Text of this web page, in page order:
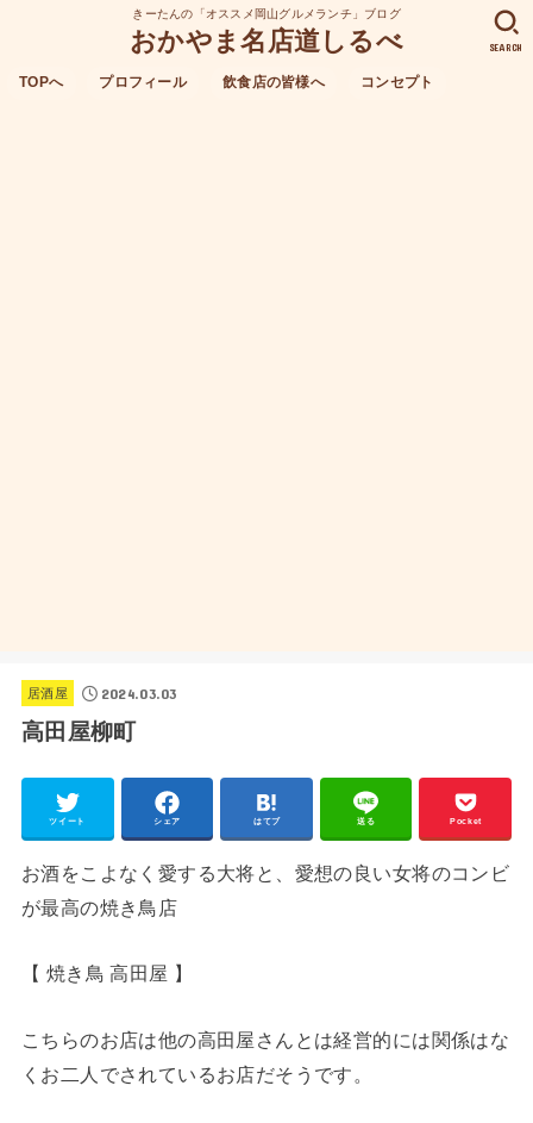
きーたんの「オススメ岡山グルメランチ」ブログ
おかやま名店道しるべ
TOPへ プロフィール 飲食店の皆様へ コンセプト
SEARCH
居酒屋 2024.03.03
高田屋柳町
ツイート シェア はてブ 送る Pocket
お酒をこよなく愛する大将と、愛想の良い女将のコンビ
が最高の焼き鳥店
【 焼き鳥 高田屋 】
こちらのお店は他の高田屋さんとは経営的には関係はな
くお二人でされているお店だそうです。